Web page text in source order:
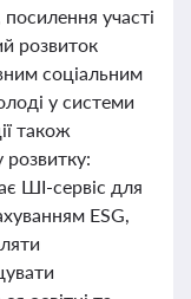
участі
розвиток
соціальним
у системи
також
розвитку:
ШІ-сервіс для
ESG,